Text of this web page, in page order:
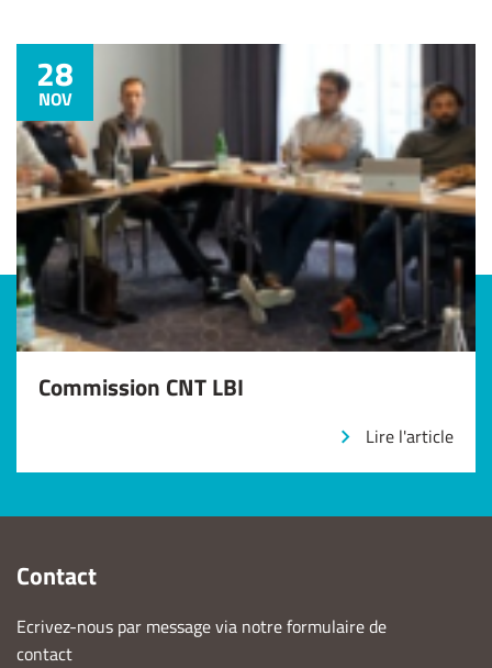
28
NOV
Commission CNT LBI
Lire l'article
Contact
Ecrivez-nous par message via notre formulaire de
contact